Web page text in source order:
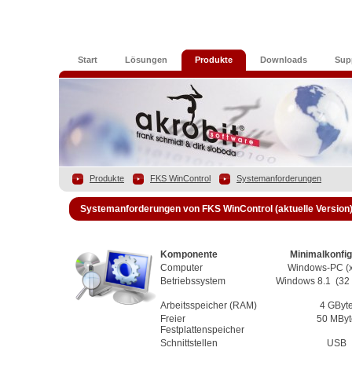
Start Lösungen Produkte Downloads
Produkte FKS WinControl Systemanforderungen
Systemanforderungen von FKS WinControl (aktuelle Version)
Komponente
Computer
Windows-PC
Betriebssystem
Windows 8.1 (32
Arbeitsspeicher (RAM)
4
Freier
Festplattenspeicher
50
Schnittstellen USB